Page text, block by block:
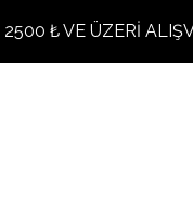
2500 ₺ VE ÜZERİ